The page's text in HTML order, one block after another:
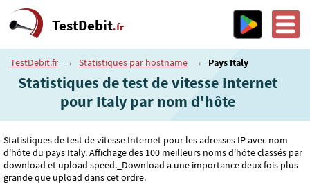
TestDebit.fr
TestDebit.fr → Statistiques par hostname → Pays Italy
Statistiques de test de vitesse Internet
pour Italy par nom d'hôte
Statistiques de test de vitesse Internet pour les adresses IP avec nom
d'hôte du pays Italy. Affichage des 100 meilleurs noms d'hôte classés par
download et upload speed._Download a une importance deux fois plus
grande que upload dans cet ordre.